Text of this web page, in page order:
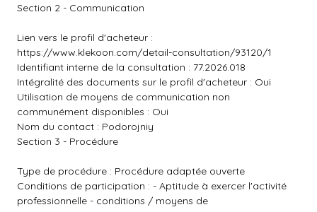
Section 2 - Communication
Lien vers le profil d'acheteur :
https://www.klekoon.com/detail-consultation/93120/1
Identifiant interne de la consultation : 77.2026.018
Intégralité des documents sur le profil d'acheteur : Oui
Utilisation de moyens de communication non
communément disponibles : Oui
Nom du contact : Podorojniy
Section 3 - Procédure
Type de procédure : Procédure adaptée ouverte
Conditions de participation : - Aptitude à exercer l'activité
professionnelle - conditions / moyens de